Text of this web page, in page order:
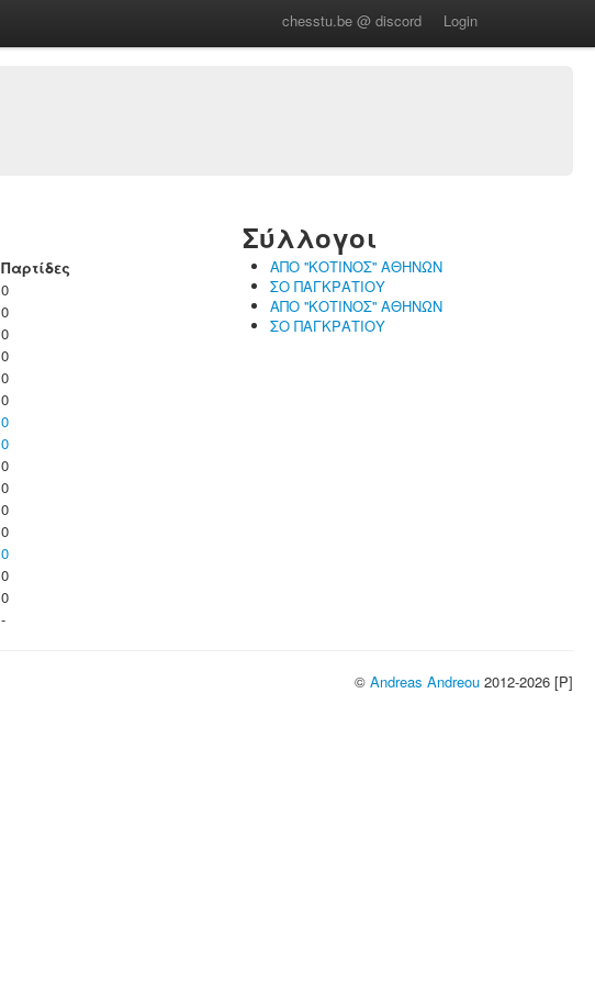
chesstu.be @ discord Login
Παρτίδες
0
0
0
0
0
0
0
0
0
0
0
0
0
0
0
-
Σύλλογοι
ΑΠΟ ''ΚΟΤΙΝΟΣ'' ΑΘΗΝΩΝ
ΣΟ ΠΑΓΚΡΑΤΙΟΥ
ΑΠΟ ''ΚΟΤΙΝΟΣ'' ΑΘΗΝΩΝ
ΣΟ ΠΑΓΚΡΑΤΙΟΥ
© Andreas Andreou 2012-2026 [P]